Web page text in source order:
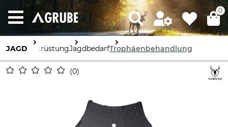
0
JAGD AusrüstungJagdbedarfTrophäenbehandlung
0